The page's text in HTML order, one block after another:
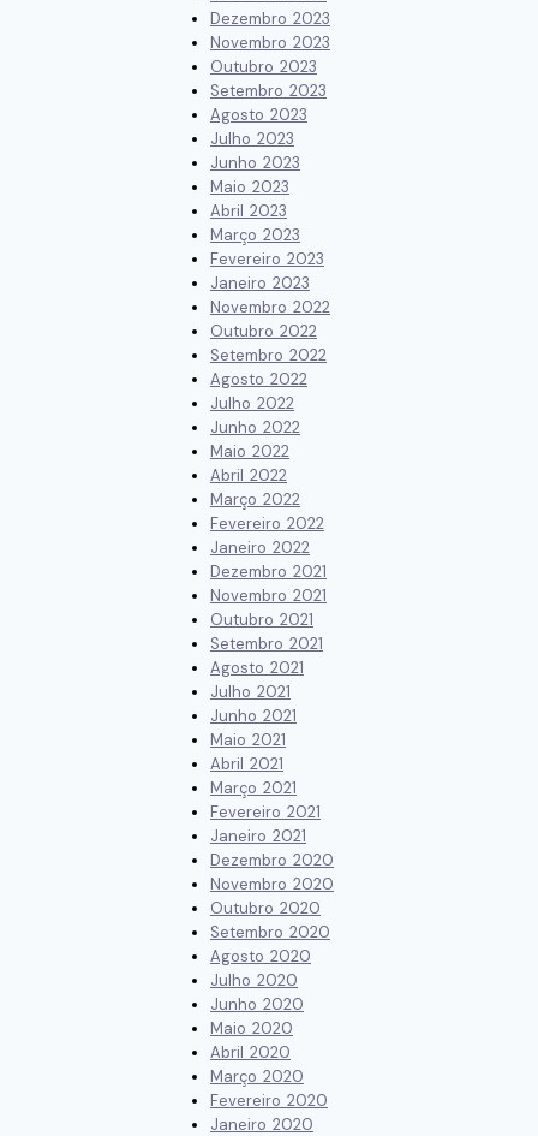
Dezembro 2023
Novembro 2023
Outubro 2023
Setembro 2023
Agosto 2023
Julho 2023
Junho 2023
Maio 2023
Abril 2023
Março 2023
Fevereiro 2023
Janeiro 2023
Novembro 2022
Outubro 2022
Setembro 2022
Agosto 2022
Julho 2022
Junho 2022
Maio 2022
Abril 2022
Março 2022
Fevereiro 2022
Janeiro 2022
Dezembro 2021
Novembro 2021
Outubro 2021
Setembro 2021
Agosto 2021
Julho 2021
Junho 2021
Maio 2021
Abril 2021
Março 2021
Fevereiro 2021
Janeiro 2021
Dezembro 2020
Novembro 2020
Outubro 2020
Setembro 2020
Agosto 2020
Julho 2020
Junho 2020
Maio 2020
Abril 2020
Março 2020
Fevereiro 2020
Janeiro 2020